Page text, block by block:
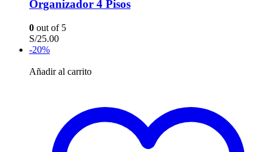
Organizador 4 Pisos
0 out of 5
S/25.00
-20%
Añadir al carrito